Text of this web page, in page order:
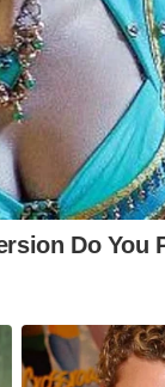
งกล่าวเป็นกา
ติกัญชากัญชงจึง
พื่อออกกฎหมาย
ดยจะขอนำข้อเ
ที่กรรมาธิการไ
ป็นสิ่งที่สมาชิกไ